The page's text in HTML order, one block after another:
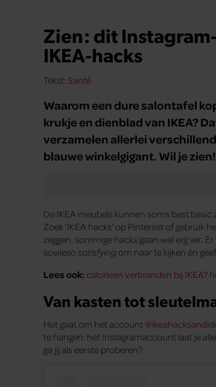
Zien: dit
IKEA-hacks
Tekst: Santé
Waarom een dure salontafel
krukje en dienblad van IKEA?
verzamelen allerlei
blauwe winkelgigant. Wil je zien!
De IKEA meubels kunnen soms best basic
Zoek ‘IKEA hacks’ op Pinterest of
zeggen, sommige hacks gaan wel erg ver.
sowieso satisfying om naar te kijken én
Lees ook: calorieën verbranden bij IKEA?
Van kasten tot
Het gaat om het account
te hangen: het Instagramaccount laat je
ga jij als eerste proberen?